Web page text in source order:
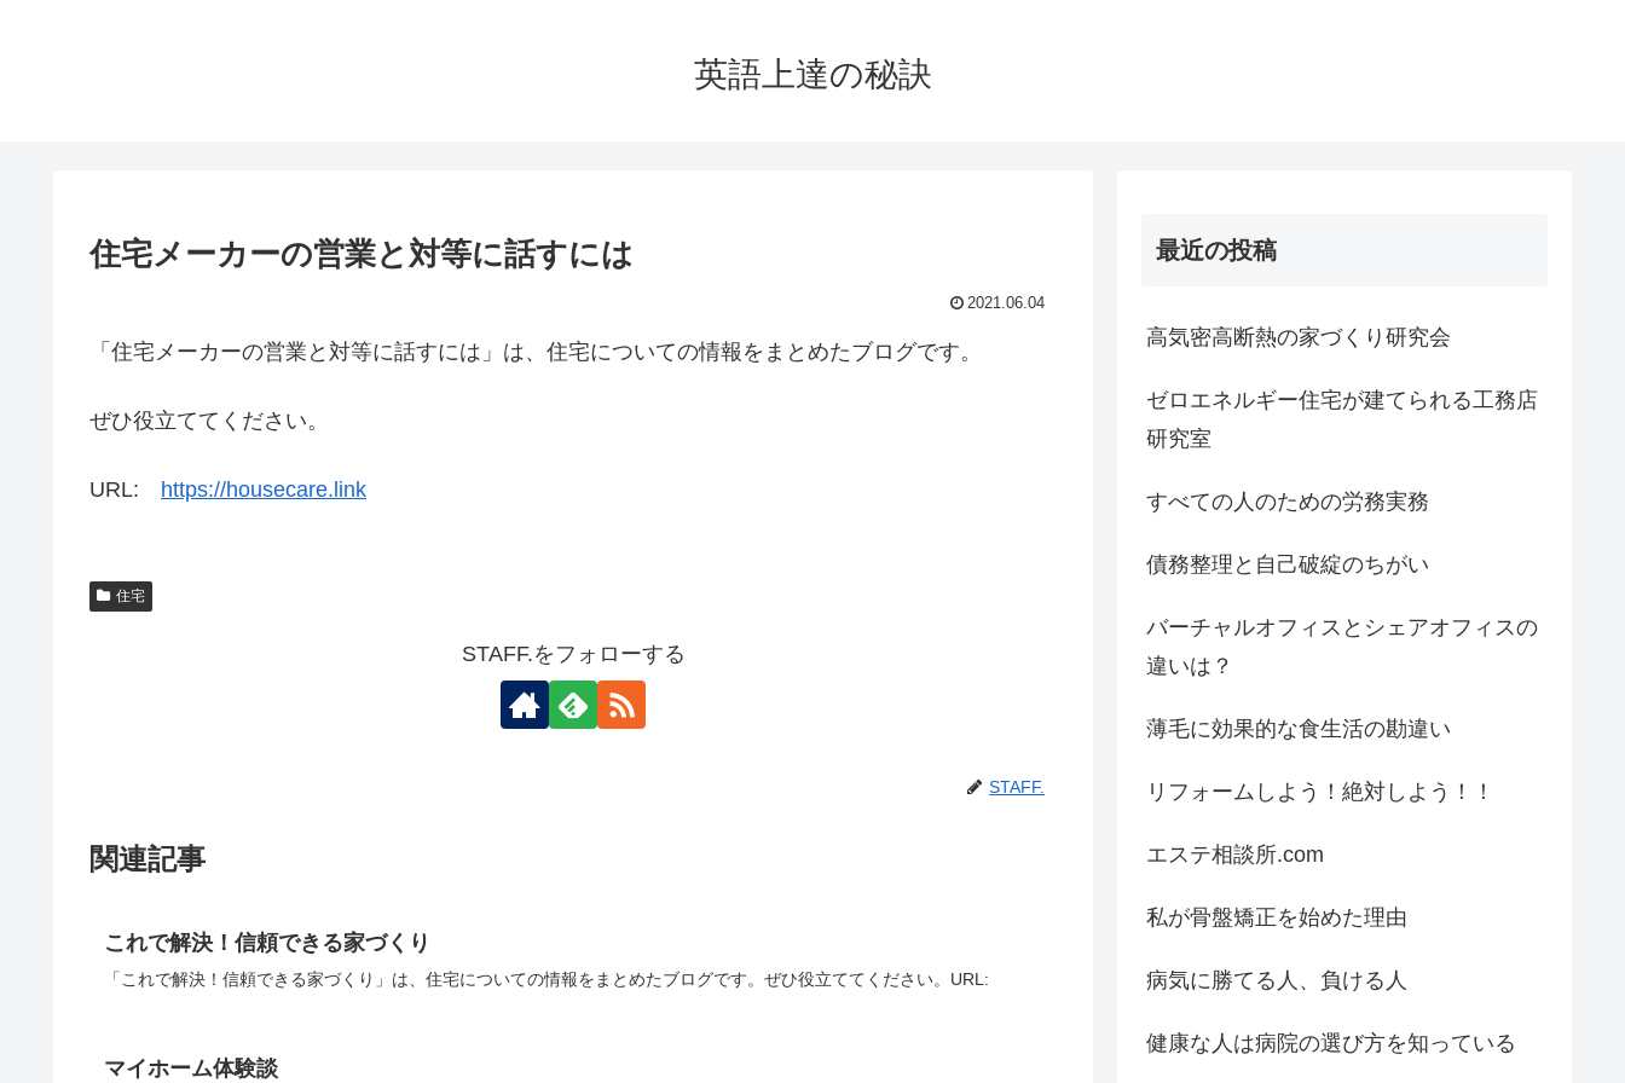
英語上達の秘訣
住宅メーカーの営業と対等に話すには
2021.06.04
「住宅メーカーの営業と対等に話すには」は、住宅についての情報をまとめたブログです。
ぜひ役立ててください。
URL: https://housecare.link
住宅
STAFF.をフォローする
STAFF.
関連記事
これで解決！信頼できる家づくり
「これで解決！信頼できる家づくり」は、住宅についての情報をまとめたブログです。ぜひ役立ててください。URL:
マイホーム体験談
最近の投稿
高気密高断熱の家づくり研究会
ゼロエネルギー住宅が建てられる工務店
研究室
すべての人のための労務実務
債務整理と自己破綻のちがい
バーチャルオフィスとシェアオフィスの
違いは？
薄毛に効果的な食生活の勘違い
リフォームしよう！絶対しよう！！
エステ相談所.com
私が骨盤矯正を始めた理由
病気に勝てる人、負ける人
健康な人は病院の選び方を知っている